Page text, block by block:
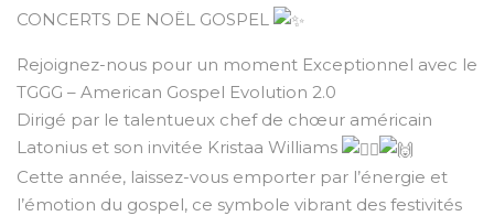
CONCERTS DE NOËL GOSPEL
Rejoignez-nous pour un moment Exceptionnel avec le
TGGG – American Gospel Evolution 2.0
Dirigé par le talentueux chef de chœur américain
Latonius et son invitée Kristaa Williams
Cette année, laissez-vous emporter par l’énergie et
l’émotion du gospel, ce symbole vibrant des festivités